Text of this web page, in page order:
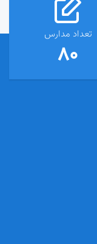
تعداد مدارس
80